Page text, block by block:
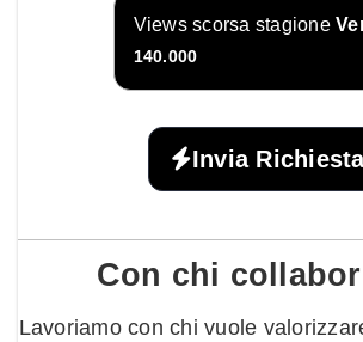
Views scorsa stagione
140.000
Invia
Con chi
Lavoriamo con chi vuole